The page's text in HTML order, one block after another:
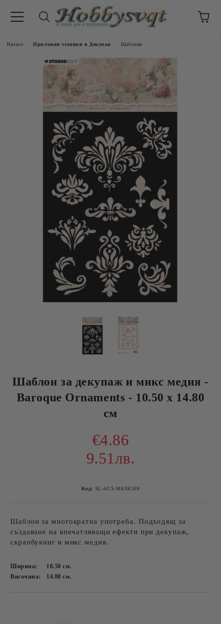
Начало Приложни техники и Декупаж Шаблони
Шаблон за декупаж и микс медия -
Baroque Ornaments - 10.50 x 14.80
см
€4.86
9.51лв.
Код: SL-ACS-MASK339
Шаблон за многократна употреба. Подходящ за
създаване на впечатляващи ефекти при декупаж,
скрапбукинг и микс медия.
Ширина: 10.50см.
Височина:
14.80см.